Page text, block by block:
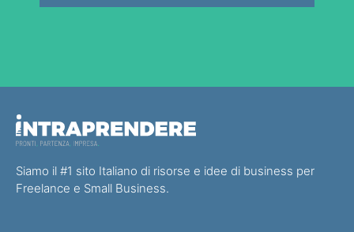
Siamo il #1 sito Italiano di risorse e idee di business per
Freelance e Small Business.